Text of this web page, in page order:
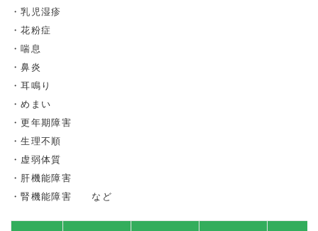
乳児湿疹
花粉症
喘息
鼻炎
耳鳴り
めまい
更年期障害
生理不順
虚弱体質
肝機能障害
腎機能障害 など